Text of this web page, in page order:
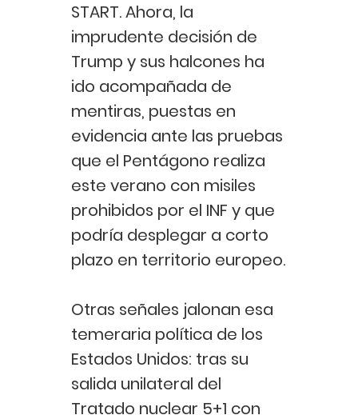
START. Ahora, la
imprudente decisión de
Trump y sus halcones ha
ido acompañada de
mentiras, puestas en
evidencia ante las pruebas
que el Pentágono realiza
este verano con misiles
prohibidos por el INF y que
podría desplegar a corto
plazo en territorio europeo.
Otras señales jalonan esa
temeraria política de los
Estados Unidos: tras su
salida unilateral del
Tratado nuclear 5+1 con